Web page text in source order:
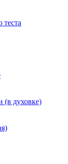
(в духовке)